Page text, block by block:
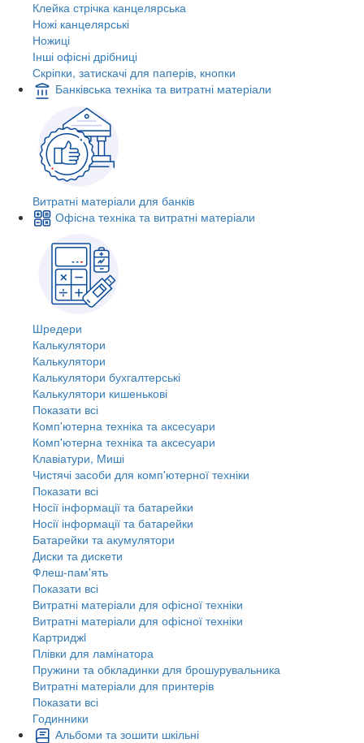
Клейка стрічка канцелярська
Ножі канцелярські
Ножиці
Інші офісні дрібниці
Скріпки, затискачі для паперів, кнопки
Банківська техніка та витратні матеріали
Витратні матеріали для банків
Офісна техніка та витратні матеріали
Шредери
Калькулятори
Калькулятори
Калькулятори бухгалтерські
Калькулятори кишенькові
Показати всі
Комп'ютерна техніка та аксесуари
Комп'ютерна техніка та аксесуари
Клавіатури, Миші
Чистячі засоби для комп'ютерної техніки
Показати всі
Носії інформації та батарейки
Носії інформації та батарейки
Батарейки та акумулятори
Диски та дискети
Флеш-пам'ять
Показати всі
Витратні матеріали для офісної техніки
Витратні матеріали для офісної техніки
Картриджi
Плівки для ламінатора
Пружини та обкладинки для брошурувальника
Витратні матеріали для принтерів
Показати всі
Годинники
Альбоми та зошити шкільні